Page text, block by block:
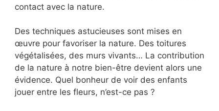
contact avec la nature.
Des techniques astucieuses sont mises en
œuvre pour favoriser la nature. Des toitures
végétalisées, des murs vivants… La contribution
de la nature à notre bien-être devient alors une
évidence. Quel bonheur de voir des enfants
jouer entre les fleurs, n’est-ce pas ?